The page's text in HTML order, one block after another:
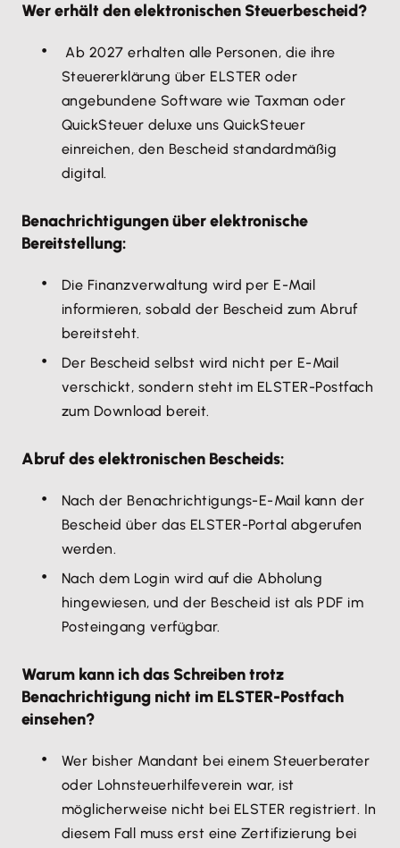
Wer erhält den elektronischen Steuerbescheid?
Ab 2027 erhalten alle Personen, die ihre
Steuererklärung über ELSTER oder
angebundene Software wie Taxman oder
QuickSteuer deluxe uns QuickSteuer
einreichen, den Bescheid standardmäßig
digital.
Benachrichtigungen über elektronische
Bereitstellung:
Die Finanzverwaltung wird per E-Mail
informieren, sobald der Bescheid zum Abruf
bereitsteht.
Der Bescheid selbst wird nicht per E-Mail
verschickt, sondern steht im ELSTER-Postfach
zum Download bereit.
Abruf des elektronischen Bescheids:
Nach der Benachrichtigungs-E-Mail kann der
Bescheid über das ELSTER-Portal abgerufen
werden.
Nach dem Login wird auf die Abholung
hingewiesen, und der Bescheid ist als PDF im
Posteingang verfügbar.
Warum kann ich das Schreiben trotz
Benachrichtigung nicht im ELSTER-Postfach
einsehen?
Wer bisher Mandant bei einem Steuerberater
oder Lohnsteuerhilfeverein war, ist
möglicherweise nicht bei ELSTER registriert. In
diesem Fall muss erst eine Zertifizierung bei